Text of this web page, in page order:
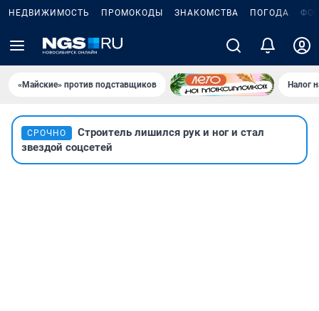
НЕДВИЖИМОСТЬ ПРОМОКОДЫ ЗНАКОМСТВА ПОГОДА
«Майские» против подставщиков Налог
СРОЧНО
Строитель лишился рук и ног и стал
звездой соцсетей